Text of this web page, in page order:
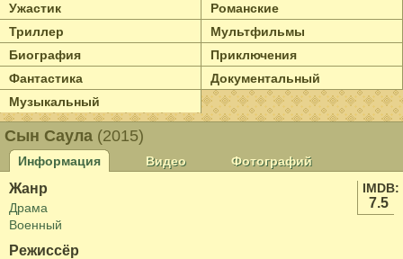
Ужастик
Романские
Триллер
Мультфильмы
Биография
Приключения
Фантастика
Документальный
Музыкальный
Сын Саула (2015)
Информация Видео
Фотографий
IMDB:
7.5
Жанр
Драма
Военный
Режиссёр